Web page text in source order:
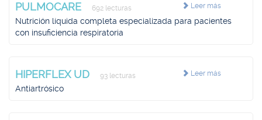
Leer más
PULMOCARE 692 lecturas
Nutrición líquida completa especializada para pacientes
con insuficiencia respiratoria
Leer más
HIPERFLEX UD 93 lecturas
Antiartrósico